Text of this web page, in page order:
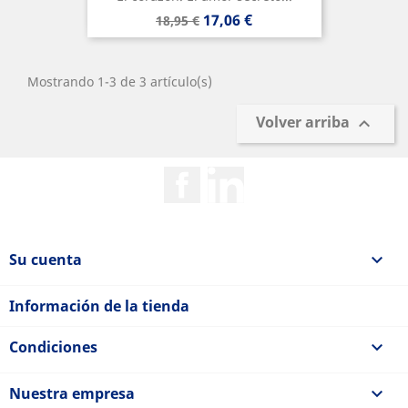
Precio
base
18,95 € Precio
17,06 €
Mostrando 1-3 de 3 artículo(s)
Volver arriba 
Su cuenta 
Información de la tienda
Condiciones 
Nuestra empresa 